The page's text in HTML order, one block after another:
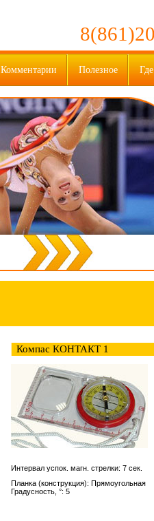
Комментарии Полезное
Компас КОНТАКТ 1
Интервал успок. магн. стрелки: 7 сек.
Планка (конструкция): Прямоугольная
Градусность, °: 5